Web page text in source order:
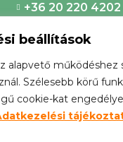
beállítások
alapvető működéshez
Szélesebb körű
cookie-kat
+36 20 220 4202
info@csabaipiac.hu